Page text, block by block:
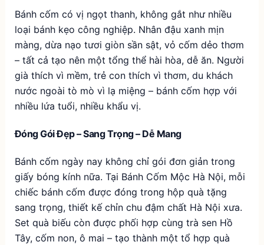
Bánh cốm có vị ngọt thanh, không gắt như nhiều
loại bánh kẹo công nghiệp. Nhân đậu xanh mịn
màng, dừa nạo tươi giòn sần sật, vỏ cốm dẻo thơm
– tất cả tạo nên một tổng thể hài hòa, dễ ăn. Người
già thích vì mềm, trẻ con thích vì thơm, du khách
nước ngoài tò mò vì lạ miệng – bánh cốm hợp với
nhiều lứa tuổi, nhiều khẩu vị.
Đóng Gói Đẹp – Sang Trọng – Dễ Mang
Bánh cốm ngày nay không chỉ gói đơn giản trong
giấy bóng kính nữa. Tại Bánh Cốm Mộc Hà Nội, mỗi
chiếc bánh cốm được đóng trong hộp quà tặng
sang trọng, thiết kế chỉn chu đậm chất Hà Nội xưa.
Set quà biếu còn được phối hợp cùng trà sen Hồ
Tây, cốm non, ô mai – tạo thành một tổ hợp quà